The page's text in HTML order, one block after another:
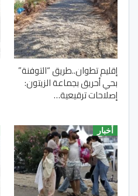
إقليم تطوان..طريق “التوفنة”
بحي أحريق بجماعة الزيتون:
إصلاحات ترقيعية…
أخبار